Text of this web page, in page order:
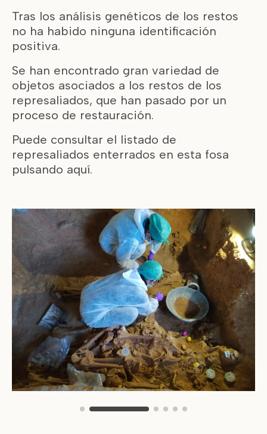
Tras los análisis genéticos de los restos
no ha habido ninguna identificación
positiva.
Se han encontrado gran variedad de
objetos asociados a los restos de los
represaliados, que han pasado por un
proceso de restauración.
Puede consultar el listado de
represaliados enterrados en esta fosa
pulsando aquí.